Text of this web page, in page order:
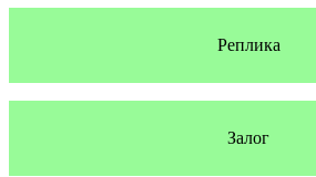
Реплика
Залог